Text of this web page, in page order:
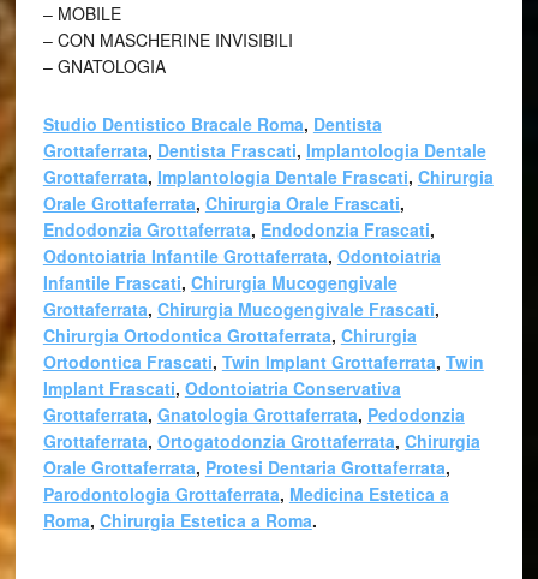
– MOBILE
– CON MASCHERINE INVISIBILI
– GNATOLOGIA
Studio Dentistico Bracale Roma, Dentista
Grottaferrata, Dentista Frascati, Implantologia Dentale
Grottaferrata, Implantologia Dentale Frascati, Chirurgia
Orale Grottaferrata, Chirurgia Orale Frascati,
Endodonzia Grottaferrata, Endodonzia Frascati,
Odontoiatria Infantile Grottaferrata, Odontoiatria
Infantile Frascati, Chirurgia Mucogengivale
Grottaferrata, Chirurgia Mucogengivale Frascati,
Chirurgia Ortodontica Grottaferrata, Chirurgia
Ortodontica Frascati, Twin Implant Grottaferrata, Twin
Implant Frascati, Odontoiatria Conservativa
Grottaferrata, Gnatologia Grottaferrata, Pedodonzia
Grottaferrata, Ortogatodonzia Grottaferrata, Chirurgia
Orale Grottaferrata, Protesi Dentaria Grottaferrata,
Parodontologia Grottaferrata, Medicina Estetica a
Roma, Chirurgia Estetica a Roma.